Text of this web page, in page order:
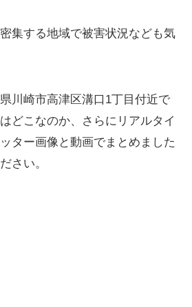
集する地域で被害状況なども気
川崎市高津区溝口1丁目付近で
どこなのか、さらにリアルタイ
ター画像と動画でまとめました
さい。